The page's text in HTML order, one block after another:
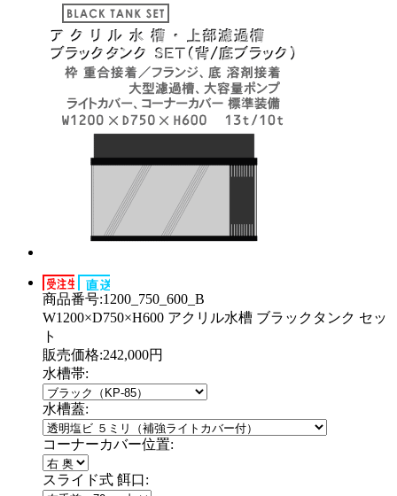
商品番号:1200_750_600_B
W1200×D750×H600 アクリル水槽 ブラックタンク セッ
ト
販売価格:242,000円
水槽帯:
水槽蓋:
コーナーカバー位置:
スライド式 餌口: